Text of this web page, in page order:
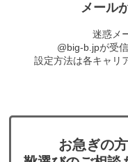
メール
迷惑メ
@big-b.jpが受
設定方法は各キャリ
お急ぎの